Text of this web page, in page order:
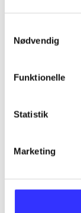
Nødvendig
Funktionelle
Statistik
Marketing
EA sports
Gå til serien